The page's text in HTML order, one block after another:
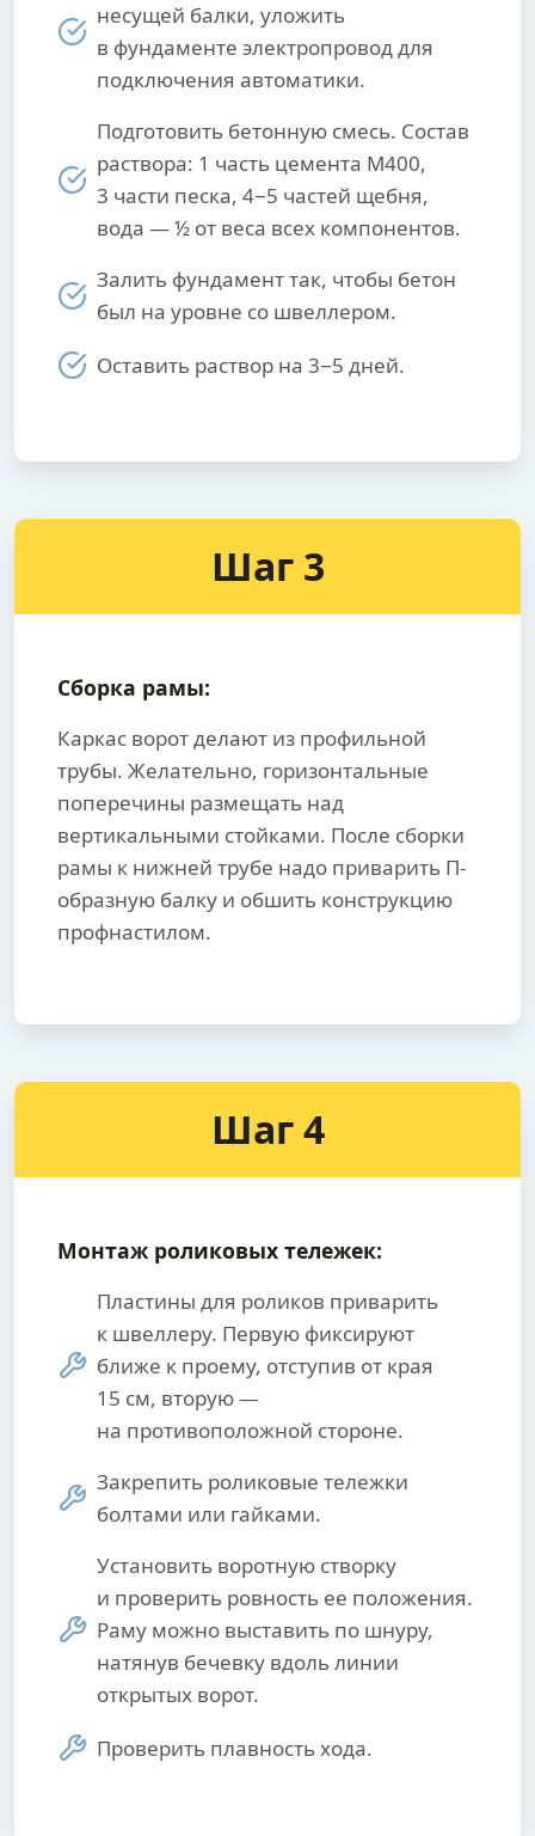
несущей балки, уложить
в фундаменте электропровод для
подключения автоматики.
Подготовить бетонную смесь. Состав
раствора: 1 часть цемента М400,
3 части песка, 4−5 частей щебня,
вода — ½ от веса всех компонентов.
Залить фундамент так, чтобы бетон
был на уровне со швеллером.
Оставить раствор на 3−5 дней.
Шаг 3
Сборка рамы:
Каркас ворот делают из профильной
трубы. Желательно, горизонтальные
поперечины размещать над
вертикальными стойками. После сборки
рамы к нижней трубе надо приварить П-
образную балку и обшить конструкцию
профнастилом.
Шаг 4
Монтаж роликовых тележек:
Пластины для роликов приварить
к швеллеру. Первую фиксируют
ближе к проему, отступив от края
15 см, вторую —
на противоположной стороне.
Закрепить роликовые тележки
болтами или гайками.
Установить воротную створку
и проверить ровность ее положения.
Раму можно выставить по шнуру,
натянув бечевку вдоль линии
открытых ворот.
Проверить плавность хода.